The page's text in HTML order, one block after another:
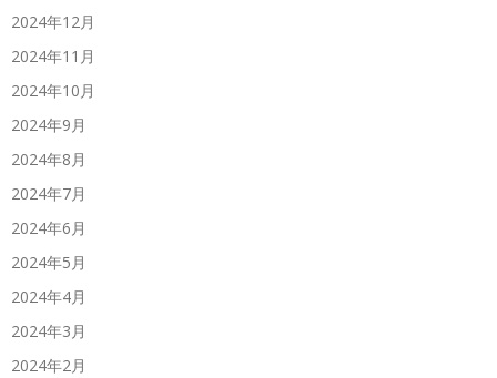
2024年12月
2024年11月
2024年10月
2024年9月
2024年8月
2024年7月
2024年6月
2024年5月
2024年4月
2024年3月
2024年2月